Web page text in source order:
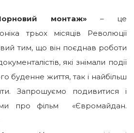
монтаж» – це
трьох місяців Революції
тим, що він поєднав роботи
які знімали події
буденне життя, так і найбільш
Запрошуємо подивитися і
про фільм «Євромайдан.